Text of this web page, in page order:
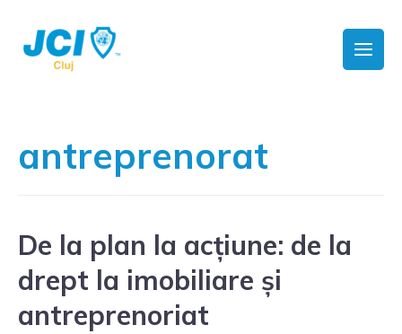
antreprenorat
De la plan la acțiune: de la
drept la imobiliare și
antreprenoriat